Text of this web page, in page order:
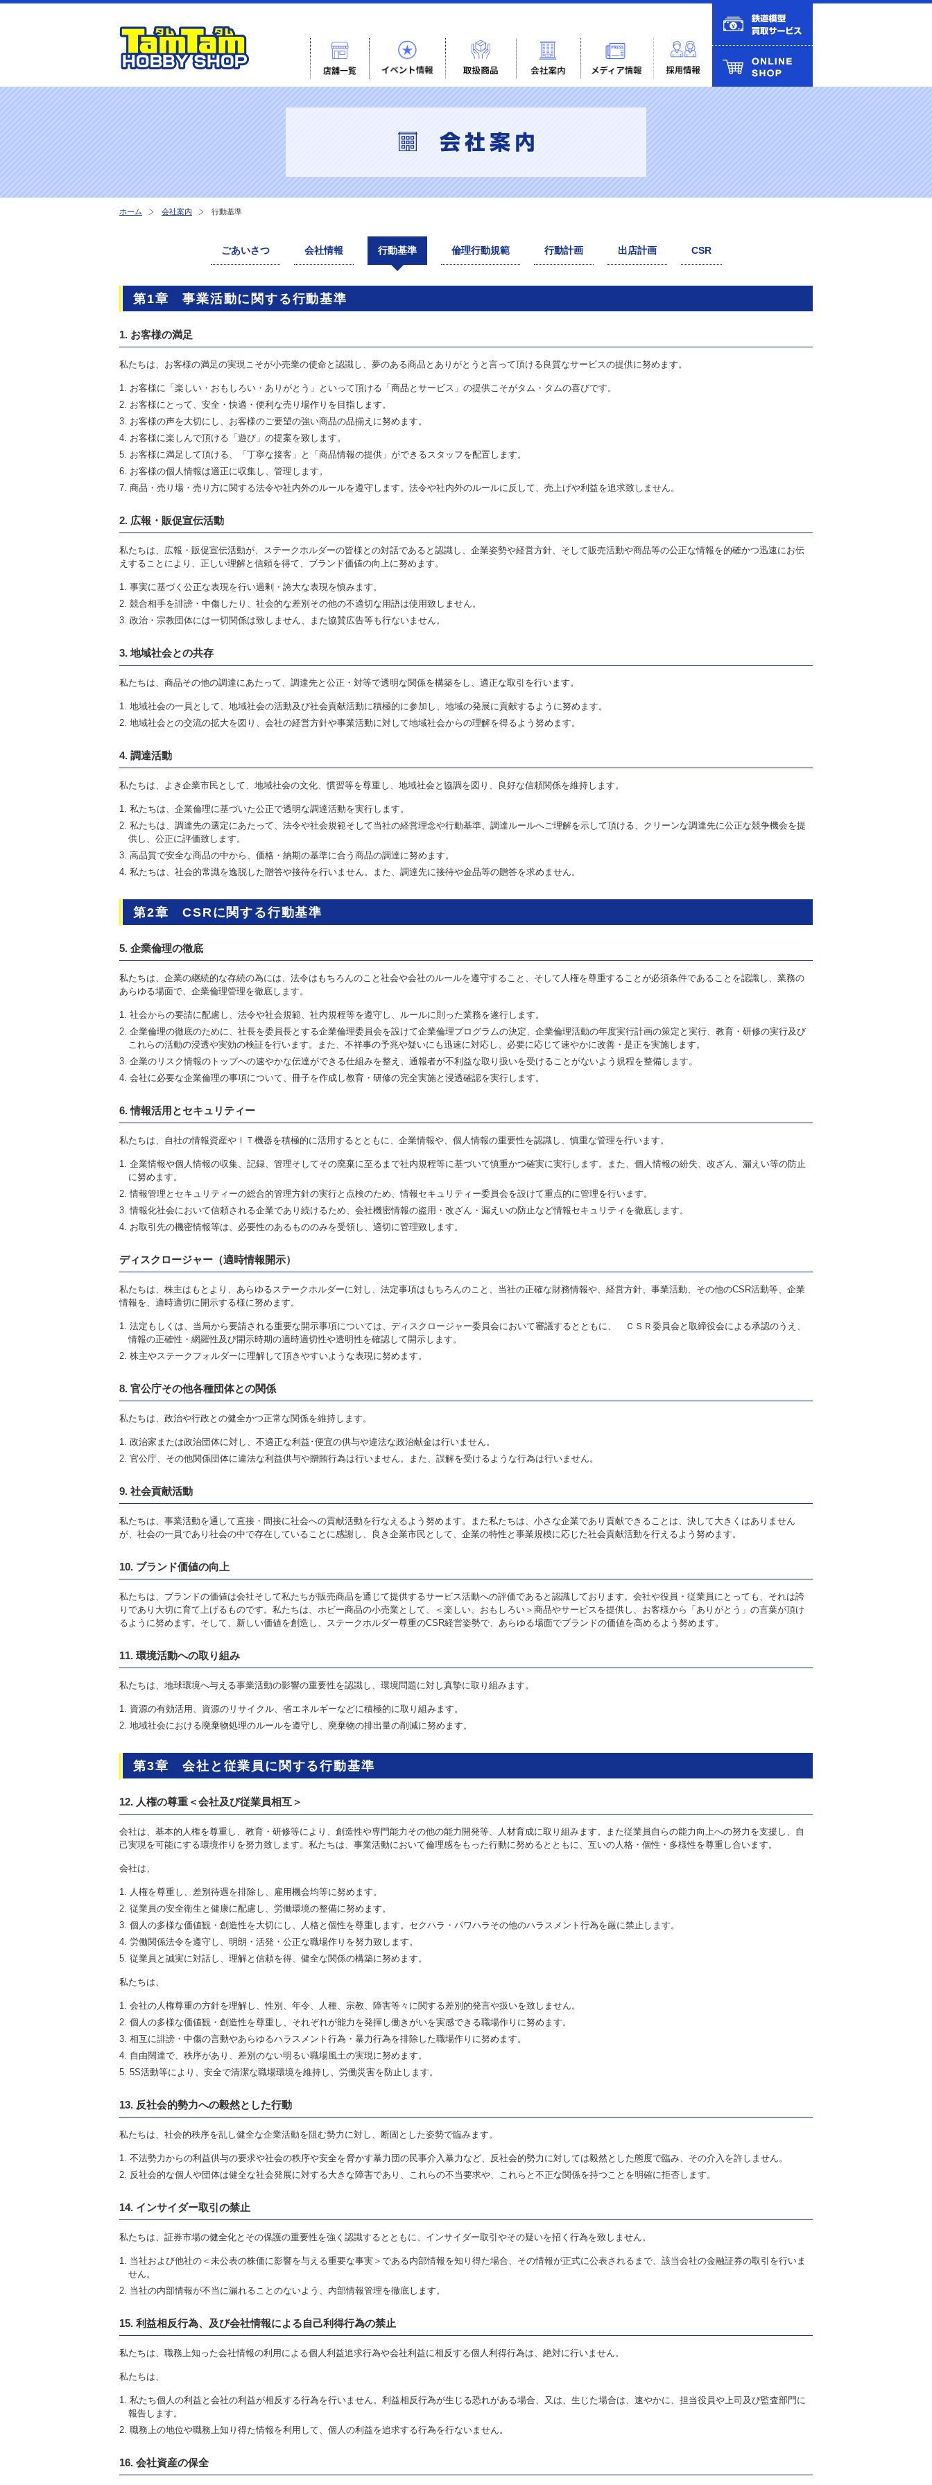
ホーム 会社案内 行動基準
ごあいさつ 会社情報 行動基準 倫理行動規範 行動計画 出店計画 CSR
第1章 事業活動に関する行動基準
1. お客様の満足
私たちは、お客様の満足の実現こそが小売業の使命と認識し、夢のある商品とありがとうと言って頂ける良質なサービスの提供に努めます。
お客様に「楽しい・おもしろい・ありがとう」といって頂ける「商品とサービス」の提供こそがタム・タムの喜びです。
お客様にとって、安全・快適・便利な売り場作りを目指します。
お客様の声を大切にし、お客様のご要望の強い商品の品揃えに努めます。
お客様に楽しんで頂ける「遊び」の提案を致します。
お客様に満足して頂ける、「丁寧な接客」と「商品情報の提供」ができるスタッフを配置します。
お客様の個人情報は適正に収集し、管理します。
商品・売り場・売り方に関する法令や社内外のルールを遵守します。法令や社内外のルールに反して、売上げや利益を追求致しません。
2. 広報・販促宣伝活動
私たちは、広報・販促宣伝活動が、ステークホルダーの皆様との対話であると認識し、企業姿勢や経営方針、そして販売活動や商品等の公正な情報を的確かつ迅速にお伝
えすることにより、正しい理解と信頼を得て、ブランド価値の向上に努めます。
事実に基づく公正な表現を行い過剰・誇大な表現を慎みます。
競合相手を誹謗・中傷したり、社会的な差別その他の不適切な用語は使用致しません。
政治・宗教団体には一切関係は致しません、また協賛広告等も行ないません。
3. 地域社会との共存
私たちは、商品その他の調達にあたって、調達先と公正・対等で透明な関係を構築をし、適正な取引を行います。
地域社会の一員として、地域社会の活動及び社会貢献活動に積極的に参加し、地域の発展に貢献するように努めます。
地域社会との交流の拡大を図り、会社の経営方針や事業活動に対して地域社会からの理解を得るよう努めます。
4. 調達活動
私たちは、よき企業市民として、地域社会の文化、慣習等を尊重し、地域社会と協調を図り、良好な信頼関係を維持します。
私たちは、企業倫理に基づいた公正で透明な調達活動を実行します。
私たちは、調達先の選定にあたって、法令や社会規範そして当社の経営理念や行動基準、調達ルールへご理解を示して頂ける、クリーンな調達先に公正な競争機会を提
供し、公正に評価致します。
高品質で安全な商品の中から、価格・納期の基準に合う商品の調達に努めます。
私たちは、社会的常識を逸脱した贈答や接待を行いません。また、調達先に接待や金品等の贈答を求めません。
第2章 CSRに関する行動基準
5. 企業倫理の徹底
私たちは、企業の継続的な存続の為には、法令はもちろんのこと社会や会社のルールを遵守すること、そして人権を尊重することが必須条件であることを認識し、業務の
あらゆる場面で、企業倫理管理を徹底します。
社会からの要請に配慮し、法令や社会規範、社内規程等を遵守し、ルールに則った業務を遂行します。
企業倫理の徹底のために、社長を委員長とする企業倫理委員会を設けて企業倫理プログラムの決定、企業倫理活動の年度実行計画の策定と実行、教育・研修の実行及び
これらの活動の浸透や実効の検証を行います。また、不祥事の予兆や疑いにも迅速に対応し、必要に応じて速やかに改善・是正を実施します。
企業のリスク情報のトップへの速やかな伝達ができる仕組みを整え、通報者が不利益な取り扱いを受けることがないよう規程を整備します。
会社に必要な企業倫理の事項について、冊子を作成し教育・研修の完全実施と浸透確認を実行します。
6. 情報活用とセキュリティー
私たちは、自社の情報資産やＩＴ機器を積極的に活用するとともに、企業情報や、個人情報の重要性を認識し、慎重な管理を行います。
企業情報や個人情報の収集、記録、管理そしてその廃棄に至るまで社内規程等に基づいて慎重かつ確実に実行します。また、個人情報の紛失、改ざん、漏えい等の防止
に努めます。
情報管理とセキュリティーの総合的管理方針の実行と点検のため、情報セキュリティー委員会を設けて重点的に管理を行います。
情報化社会において信頼される企業であり続けるため、会社機密情報の盗用・改ざん・漏えいの防止など情報セキュリティを徹底します。
お取引先の機密情報等は、必要性のあるもののみを受領し、適切に管理致します。
ディスクロージャー（適時情報開示）
私たちは、株主はもとより、あらゆるステークホルダーに対し、法定事項はもちろんのこと、当社の正確な財務情報や、経営方針、事業活動、その他のCSR活動等、企業
情報を、適時適切に開示する様に努めます。
法定もしくは、当局から要請される重要な開示事項については、ディスクロージャー委員会において審議するとともに、 ＣＳＲ委員会と取締役会による承認のうえ、
情報の正確性・網羅性及び開示時期の適時適切性や透明性を確認して開示します。
株主やステークフォルダーに理解して頂きやすいような表現に努めます。
8. 官公庁その他各種団体との関係
私たちは、政治や行政との健全かつ正常な関係を維持します。
政治家または政治団体に対し、不適正な利益･便宜の供与や違法な政治献金は行いません。
官公庁、その他関係団体に違法な利益供与や贈賄行為は行いません。また、誤解を受けるような行為は行いません。
9. 社会貢献活動
私たちは、事業活動を通して直接・間接に社会への貢献活動を行なえるよう努めます。また私たちは、小さな企業であり貢献できることは、決して大きくはありません
が、社会の一員であり社会の中で存在していることに感謝し、良き企業市民として、企業の特性と事業規模に応じた社会貢献活動を行えるよう努めます。
10. ブランド価値の向上
私たちは、ブランドの価値は会社そして私たちが販売商品を通じて提供するサービス活動への評価であると認識しております。会社や役員・従業員にとっても、それは誇
りであり大切に育て上げるものです。私たちは、ホビー商品の小売業として、＜楽しい、おもしろい＞商品やサービスを提供し、お客様から「ありがとう」の言葉が頂け
るように努めます。そして、新しい価値を創造し、ステークホルダー尊重のCSR経営姿勢で、あらゆる場面でブランドの価値を高めるよう努めます。
11. 環境活動への取り組み
私たちは、地球環境へ与える事業活動の影響の重要性を認識し、環境問題に対し真摯に取り組みます。
資源の有効活用、資源のリサイクル、省エネルギーなどに積極的に取り組みます。
地域社会における廃棄物処理のルールを遵守し、廃棄物の排出量の削減に努めます。
第3章 会社と従業員に関する行動基準
12. 人権の尊重＜会社及び従業員相互＞
会社は、基本的人権を尊重し、教育・研修等により、創造性や専門能力その他の能力開発等、人材育成に取り組みます。また従業員自らの能力向上への努力を支援し、自
己実現を可能にする環境作りを努力致します。私たちは、事業活動において倫理感をもった行動に努めるとともに、互いの人格・個性・多様性を尊重し合います。
会社は、
人権を尊重し、差別待遇を排除し、雇用機会均等に努めます。
従業員の安全衛生と健康に配慮し、労働環境の整備に努めます。
個人の多様な価値観・創造性を大切にし、人格と個性を尊重します。セクハラ・パワハラその他のハラスメント行為を厳に禁止します。
労働関係法令を遵守し、明朗・活発・公正な職場作りを努力致します。
従業員と誠実に対話し、理解と信頼を得、健全な関係の構築に努めます。
私たちは、
会社の人権尊重の方針を理解し、性別、年令、人種、宗教、障害等々に関する差別的発言や扱いを致しません。
個人の多様な価値観・創造性を尊重し、それぞれが能力を発揮し働きがいを実感できる職場作りに努めます。
相互に誹謗・中傷の言動やあらゆるハラスメント行為・暴力行為を排除した職場作りに努めます。
自由闊達で、秩序があり、差別のない明るい職場風土の実現に努めます。
5S活動等により、安全で清潔な職場環境を維持し、労働災害を防止します。
13. 反社会的勢力への毅然とした行動
私たちは、社会的秩序を乱し健全な企業活動を阻む勢力に対し、断固とした姿勢で臨みます。
不法勢力からの利益供与の要求や社会の秩序や安全を脅かす暴力団の民事介入暴力など、反社会的勢力に対しては毅然とした態度で臨み、その介入を許しません。
反社会的な個人や団体は健全な社会発展に対する大きな障害であり、これらの不当要求や、これらと不正な関係を持つことを明確に拒否します。
14. インサイダー取引の禁止
私たちは、証券市場の健全化とその保護の重要性を強く認識するとともに、インサイダー取引やその疑いを招く行為を致しません。
当社および他社の＜未公表の株価に影響を与える重要な事実＞である内部情報を知り得た場合、その情報が正式に公表されるまで、該当会社の金融証券の取引を行いま
せん。
当社の内部情報が不当に漏れることのないよう、内部情報管理を徹底します。
15. 利益相反行為、及び会社情報による自己利得行為の禁止
私たちは、職務上知った会社情報の利用による個人利益追求行為や会社利益に相反する個人利得行為は、絶対に行いません。
私たちは、
私たち個人の利益と会社の利益が相反する行為を行いません。利益相反行為が生じる恐れがある場合、又は、生じた場合は、速やかに、担当役員や上司及び監査部門に
報告します。
職務上の地位や職務上知り得た情報を利用して、個人の利益を追求する行為を行ないません。
16. 会社資産の保全